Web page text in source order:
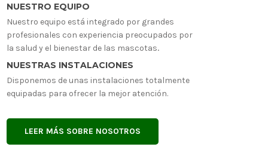
NUESTRO EQUIPO
Nuestro equipo está integrado por grandes
profesionales con experiencia preocupados por
la salud y el bienestar de las mascotas.
NUESTRAS INSTALACIONES
Disponemos de unas instalaciones totalmente
equipadas para ofrecer la mejor atención.
LEER MÁS SOBRE NOSOTROS